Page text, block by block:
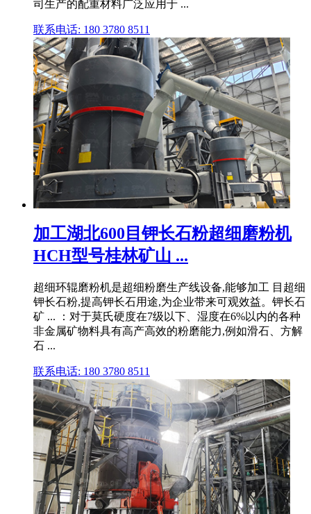
司生产的配重材料广泛应用于 ...
联系电话: 180 3780 8511
加工湖北600目钾长石粉超细磨粉机
HCH型号桂林矿山 ...
超细环辊磨粉机是超细粉磨生产线设备,能够加工 目超细
钾长石粉,提高钾长石用途,为企业带来可观效益。钾长石
矿 ... ：对于莫氏硬度在7级以下、湿度在6%以内的各种
非金属矿物料具有高产高效的粉磨能力,例如滑石、方解
石 ...
联系电话: 180 3780 8511